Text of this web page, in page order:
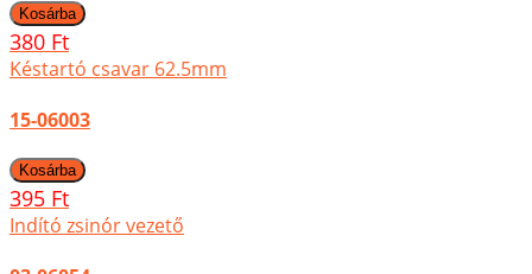
380 Ft
Késtartó csavar 62.5mm
15-06003
395 Ft
Indító zsinór vezető